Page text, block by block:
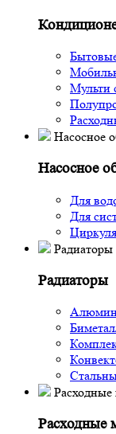
Мульти
Насосное
Насосное
Для
Для
Радиаторы
Радиаторы
Расходные